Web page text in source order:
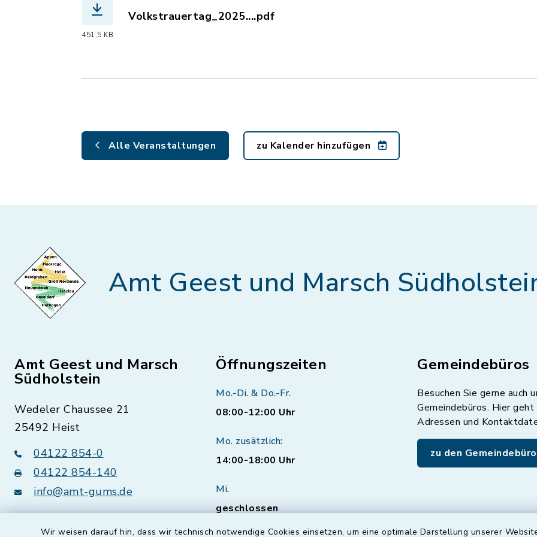
Wir weisen darauf hin, dass wir technisch notwendige Cookies einsetzen, um eine optimale Darstellung unserer
451,5 KB
Volkstrauertag_2025....pdf
Alle Veranstaltungen zu Kalender hinzufügen
Amt Geest und Marsch
Amt Geest und Marsch
Südholstein
Wedeler Chaussee 21
25492 Heist
04122 854-0
04122 854-140
info@amt-gums.de
Öffnungszeiten
Mo.-Di. & Do.-Fr.
08:00-12:00 Uhr
Mo. zusätzlich:
14:00-18:00 Uhr
Mi.
geschlossen
Sprechzeiten für den Bereich
Gemeindebüros
Besuchen Sie gerne auch
Gemeindebüros. Hier geht
Adressen und
zu den